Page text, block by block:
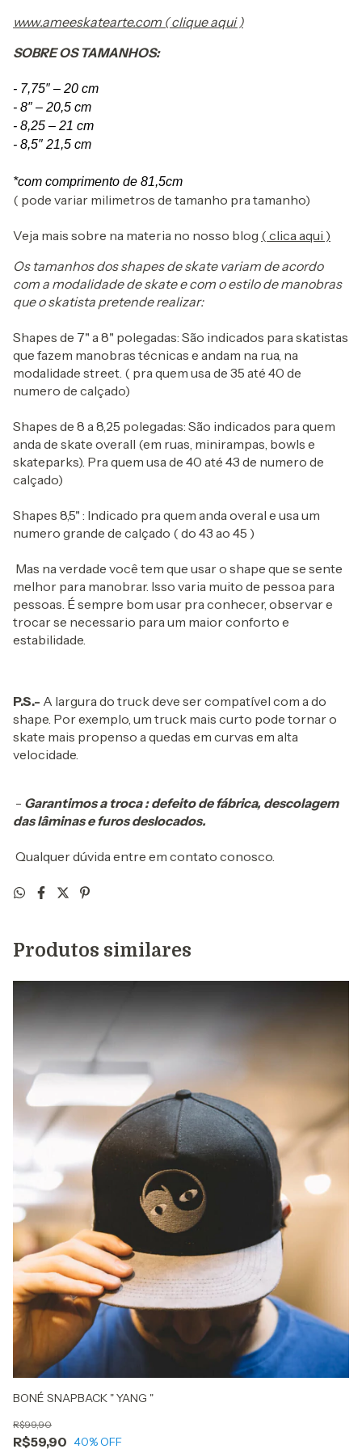
www.ameeskatearte.com ( clique aqui )
SOBRE OS TAMANHOS:
- 7,75″ – 20 cm
- 8″ – 20,5 cm
- 8,25 – 21 cm
- 8,5″ 21,5 cm
*com comprimento de 81,5cm
( pode variar milimetros de tamanho pra tamanho)
Veja mais sobre na materia no nosso blog ( clica aqui )
Os tamanhos dos shapes de skate variam de acordo
com a modalidade de skate e com o estilo de manobras
que o skatista pretende realizar:
Shapes de 7" a 8" polegadas: São indicados para skatistas
que fazem manobras técnicas e andam na rua, na
modalidade street. ( pra quem usa de 35 até 40 de
numero de calçado)
Shapes de 8 a 8,25 polegadas: São indicados para quem
anda de skate overall (em ruas, minirampas, bowls e
skateparks). Pra quem usa de 40 até 43 de numero de
calçado)
Shapes 8,5" : Indicado pra quem anda overal e usa um
numero grande de calçado ( do 43 ao 45 )
Mas na verdade você tem que usar o shape que se sente
melhor para manobrar. Isso varia muito de pessoa para
pessoas. É sempre bom usar pra conhecer, observar e
trocar se necessario para um maior conforto e
estabilidade.
P.S.- A largura do truck deve ser compatível com a do
shape. Por exemplo, um truck mais curto pode tornar o
skate mais propenso a quedas em curvas em alta
velocidade.
- Garantimos a troca : defeito de fábrica, descolagem
das lâminas e furos deslocados.
Qualquer dúvida entre em contato conosco.
Produtos similares
BONÉ SNAPBACK " YANG "
R$59,90
R$99,90
40% OFF